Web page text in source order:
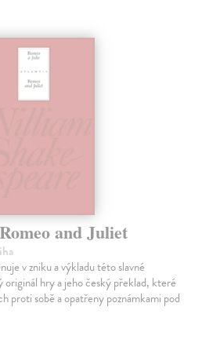
and Juliet
v zniku a výkladu této slavné
hry a jeho český překlad, které
proti sobě a opatřeny poznámkami pod